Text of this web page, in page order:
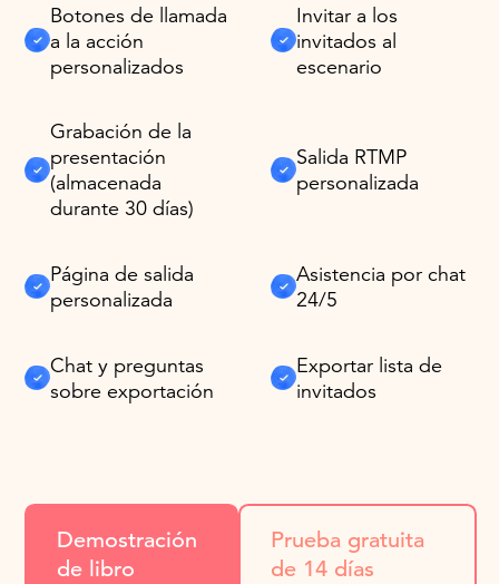
Botones de llamada
a la acción
personalizados
Invitar a los
invitados al
escenario
Grabación de la
presentación
(almacenada
durante 30 días)
Salida RTMP
personalizada
Página de salida
personalizada
Asistencia por chat
24/5
Chat y preguntas
sobre exportación
Exportar lista de
invitados
Demostración
de libro
Prueba gratuita
de 14 días